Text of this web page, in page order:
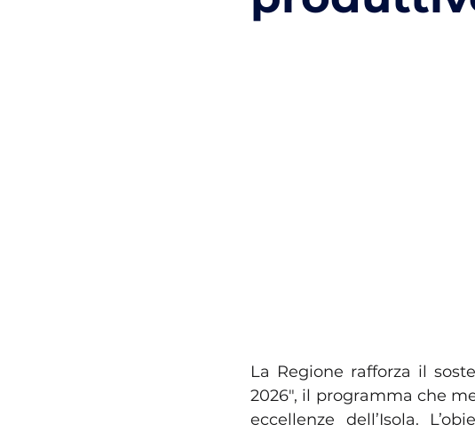
La Regione rafforza il
2026", il programma che
eccellenze dell’Isola.